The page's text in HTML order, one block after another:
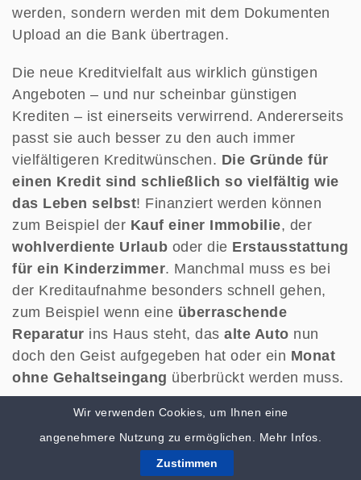
werden, sondern werden mit dem Dokumenten
Upload an die Bank übertragen.
Die neue Kreditvielfalt aus wirklich günstigen
Angeboten – und nur scheinbar günstigen
Krediten – ist einerseits verwirrend. Andererseits
passt sie auch besser zu den auch immer
vielfältigeren Kreditwünschen. Die Gründe für
einen Kredit sind schließlich so vielfältig wie
das Leben selbst! Finanziert werden können
zum Beispiel der Kauf einer Immobilie, der
wohlverdiente Urlaub oder die Erstausstattung
für ein Kinderzimmer. Manchmal muss es bei
der Kreditaufnahme besonders schnell gehen,
zum Beispiel wenn eine überraschende
Reparatur ins Haus steht, das alte Auto nun
doch den Geist aufgegeben hat oder ein Monat
ohne Gehaltseingang überbrückt werden muss.
Um zu prüfen, ob man sich einen Kredit auch
leisten kann, sollte man zunächst diefinanzielle
und dazu Einnahmen und
Wir verwenden Cookies, um Ihnen eine
angenehmere Nutzung zu ermöglichen. Mehr Infos.
Zustimmen